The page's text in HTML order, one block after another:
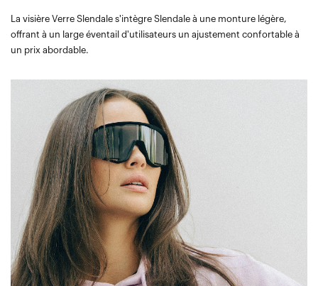
La visière Verre Slendale s'intègre Slendale à une monture légère,
offrant à un large éventail d'utilisateurs un ajustement confortable à
un prix abordable.